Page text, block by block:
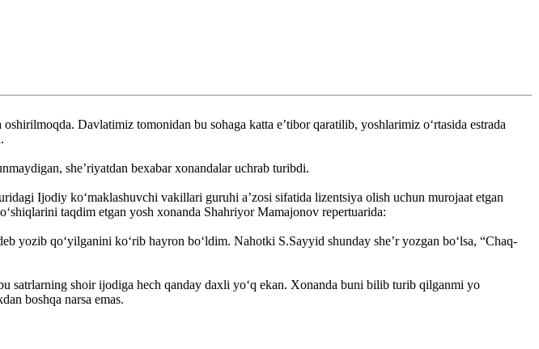
Davlatimiz tomonidan bu sohaga katta e’tibor qaratilib, yoshlarimiz o‘rtasida estrada
she’riyatdan bexabar xonandalar uchrab turibdi.
Ijodiy ko‘maklashuvchi vakillari guruhi a’zosi sifatida lizentsiya olish uchun murojaat etgan
taqdim etgan yosh xonanda Shahriyor Mamajonov repertuarida:
yozib qo‘yilganini ko‘rib hayron bo‘ldim. Nahotki S.Sayyid shunday she’r yozgan bo‘lsa, “Chaq-
satrlarning shoir ijodiga hech qanday daxli yo‘q ekan. Xonanda buni bilib turib qilganmi yo
­boshqa narsa emas.